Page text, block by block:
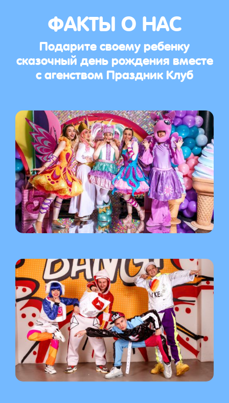
ФАКТЫ О НАС
Подарите своему ребенку
сказочный день рождения вместе
с агенством Праздник Клуб